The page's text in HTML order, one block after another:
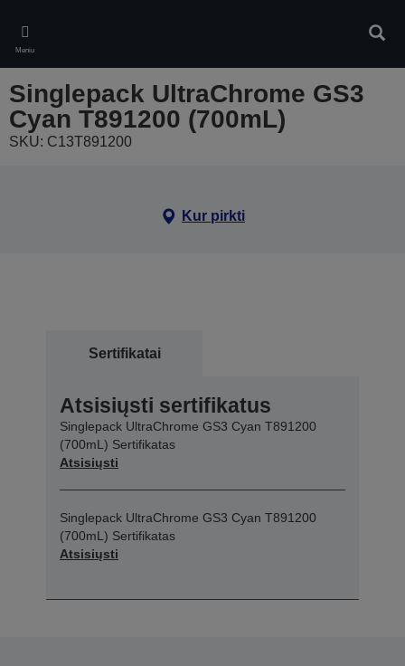
main
content
Meniu
Singlepack UltraChrome GS3
Cyan T891200 (700mL)
SKU: C13T891200
Kur pirkti
Sertifikatai
Atsisiųsti sertifikatus
Singlepack UltraChrome GS3 Cyan T891200
(700mL) Sertifikatas
Atsisiųsti
Singlepack UltraChrome GS3 Cyan T891200
(700mL) Sertifikatas
Atsisiųsti